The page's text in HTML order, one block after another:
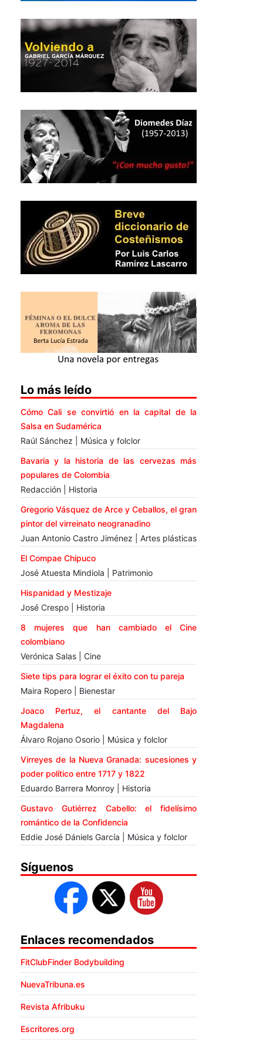
Lo más leído
Cómo Cali se convirtió en la capital de la
Salsa en Sudamérica
Raúl Sánchez | Música y folclor
Bavaria y la historia de las cervezas más
populares de Colombia
Redacción | Historia
Gregorio Vásquez de Arce y Ceballos, el gran
pintor del virreinato neogranadino
Juan Antonio Castro Jiménez | Artes plásticas
El Compae Chipuco
José Atuesta Mindiola | Patrimonio
Hispanidad y Mestizaje
José Crespo | Historia
8 mujeres que han cambiado el Cine
colombiano
Verónica Salas | Cine
Siete tips para lograr el éxito con tu pareja
Maira Ropero | Bienestar
Joaco Pertuz, el cantante del Bajo
Magdalena
Álvaro Rojano Osorio | Música y folclor
Virreyes de la Nueva Granada: sucesiones y
poder político entre 1717 y 1822
Eduardo Barrera Monroy | Historia
Gustavo Gutiérrez Cabello: el fidelísimo
romántico de la Confidencia
Eddie José Dániels García | Música y folclor
Síguenos
Enlaces recomendados
FitClubFinder Bodybuilding
NuevaTribuna.es
Revista Afribuku
Escritores.org